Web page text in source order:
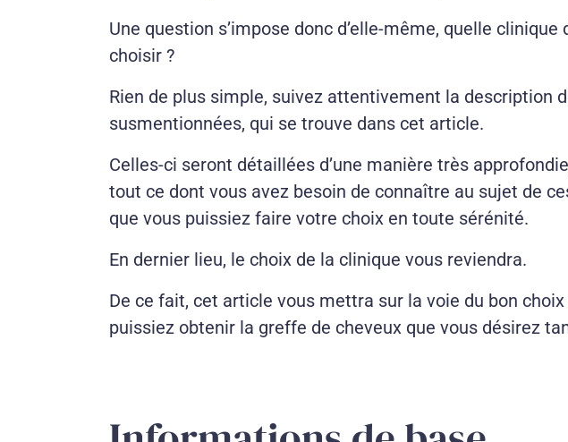
Une question s’impose donc d’elle-même, quelle clinique
choisir ?
Rien de plus simple, suivez attentivement la description
susmentionnées, qui se trouve dans cet article.
Celles-ci seront détaillées d’une manière très
tout ce dont vous avez besoin de connaître au sujet de
que vous puissiez faire votre choix en toute sérénité.
En dernier lieu, le choix de la clinique vous reviendra.
De ce fait, cet article vous mettra sur la voie du bon
puissiez obtenir la greffe de cheveux que vous désirez